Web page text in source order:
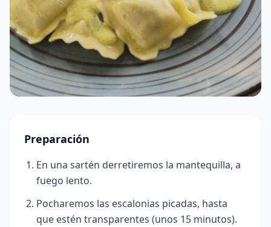
Preparación
En una sartén derretiremos la mantequilla, a
fuego lento.
Pocharemos las escalonias picadas, hasta
que estén transparentes (unos 15 minutos).